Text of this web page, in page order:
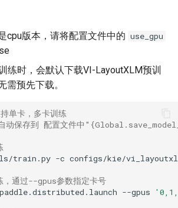
cpu版本，请将配置文件中的 use_gpu
练时，会默认下载VI-LayoutXLM预训
需预先下载。
单卡，多卡训练
动保存到 配置文件中
train.py -c
，通过--gpus参数指定卡号
paddle.distributed.launch --gpus